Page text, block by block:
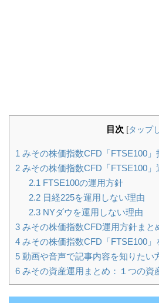
目次 [タップ
1 みその株価指数CFD「FTSE100
2 みその株価指数CFD「FTSE100」
2.1 FTSE100の運用方針
2.2日経225を運用しない理由
2.3NYダウを運用しない理由
3 みその株価指数CFD運用方針まと
4 みその株価指数CFD「FTSE100
5 動画や音声で記事内容を知りたい
6 みその資産運用まとめ：１つの